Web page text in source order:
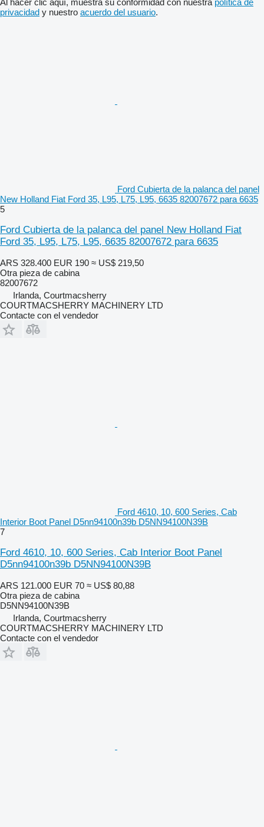
privacidad y nuestro acuerdo del usuario.
Ford Cubierta de la palanca del panel
New Holland Fiat Ford 35, L95, L75, L95, 6635 82007672 para 6635
5
Ford Cubierta de la palanca del panel New Holland Fiat
Ford 35, L95, L75, L95, 6635 82007672 para 6635
ARS 328.400 EUR 190 ≈ US$ 219,50
Otra pieza de cabina
82007672
Irlanda, Courtmacsherry
COURTMACSHERRY MACHINERY LTD
Contacte con el vendedor
Ford 4610, 10, 600 Series, Cab
Interior Boot Panel D5nn94100n39b D5NN94100N39B
7
Ford 4610, 10, 600 Series, Cab Interior Boot Panel
D5nn94100n39b D5NN94100N39B
ARS 121.000 EUR 70 ≈ US$ 80,88
Otra pieza de cabina
D5NN94100N39B
Irlanda, Courtmacsherry
COURTMACSHERRY MACHINERY LTD
Contacte con el vendedor